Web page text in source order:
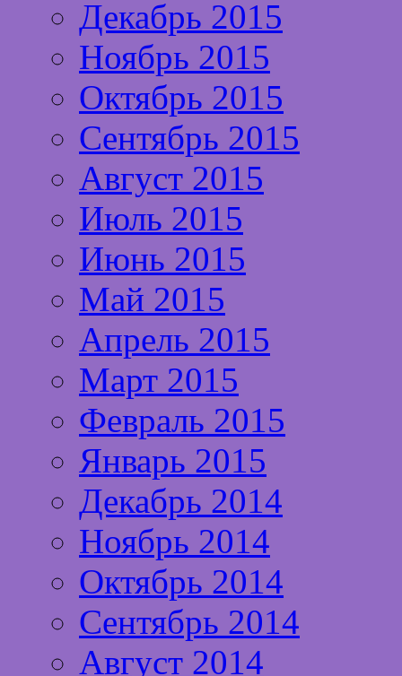
Декабрь 2015
Ноябрь 2015
Октябрь 2015
Сентябрь 2015
Август 2015
Июль 2015
Июнь 2015
Май 2015
Апрель 2015
Март 2015
Февраль 2015
Январь 2015
Декабрь 2014
Ноябрь 2014
Октябрь 2014
Сентябрь 2014
Август 2014